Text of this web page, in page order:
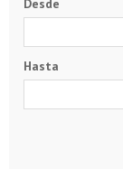
Hasta